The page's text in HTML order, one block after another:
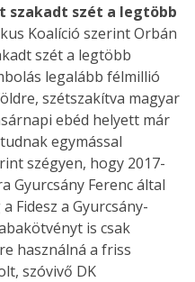
szakadt szét a legtöbb
Koalíció szerint Orbán
szét a legtöbb
legalább félmillió
szétszakítva magyar
ebéd helyett már
egymással
szégyen, hogy 2017-
Gyurcsány Ferenc által
Fidesz a Gyurcsány-
is csak
használná a friss
szóvivő DK